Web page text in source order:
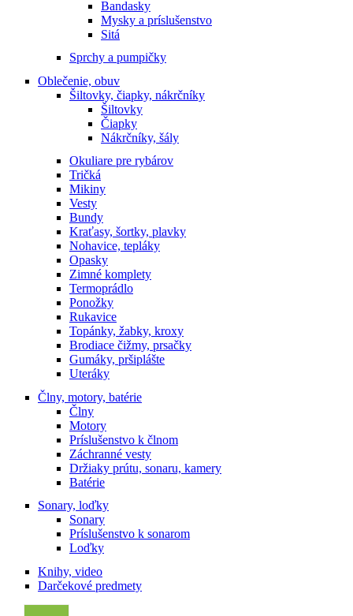
Bandasky
Mysky a príslušenstvo
Sitá
Sprchy a pumpičky
Oblečenie, obuv
Šiltovky, čiapky, nákrčníky
Šiltovky
Čiapky
Nákrčníky, šály
Okuliare pre rybárov
Tričká
Mikiny
Vesty
Bundy
Kraťasy, šortky, plavky
Nohavice, tepláky
Opasky
Zimné komplety
Termoprádlo
Ponožky
Rukavice
Topánky, žabky, kroxy
Brodiace čižmy, prsačky
Gumáky, pršiplášte
Uteráky
Člny, motory, batérie
Člny
Motory
Príslušenstvo k člnom
Záchranné vesty
Držiaky prútu, sonaru, kamery
Batérie
Sonary, loďky
Sonary
Príslušenstvo k sonarom
Loďky
Knihy, video
Darčekové predmety